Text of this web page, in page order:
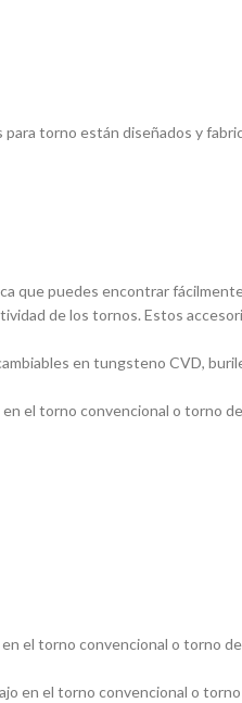
torno están diseñados y
que puedes encontrar
de los tornos. Estos
en tungsteno CVD,
el torno convencional o torno
el torno convencional o torno
en el torno convencional o